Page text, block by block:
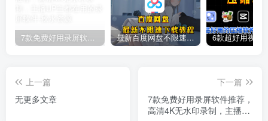
7款免费好用录屏软件推荐，高清4K无水印录制，主播UP主都在用的录屏软件 最新百度网盘不限速下载教程
上一篇
无更多文章
下一篇
7款免费好用录屏软件推荐，
高清4K无水印录制，主播UP